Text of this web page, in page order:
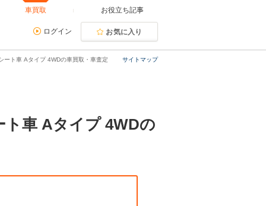
車買取 お役立ち記事
ログイン お気に入り
サイトマップ
ート車 Aタイプ 4WDの車買取・車査定
車 Aタイプ 4WDの